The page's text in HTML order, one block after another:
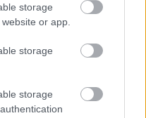
storage
or app.
storage
storage
Σάμι Φρέι, τον Νίνο
πιστή σε όλη μου
1985.